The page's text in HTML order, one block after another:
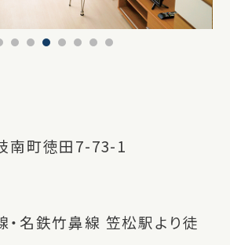
南町徳田7-73-1
名鉄竹鼻線 笠松駅より徒